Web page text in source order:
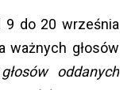
9 do 20 września
ważnych głosów
oddanych